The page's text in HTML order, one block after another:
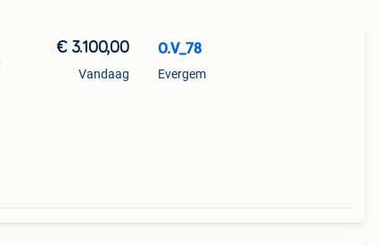
€ 3.100,00
Vandaag
O.V_78
Evergem